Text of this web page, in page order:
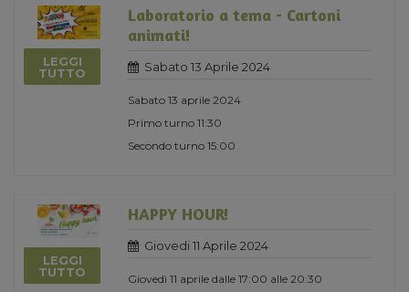
LEGGI
TUTTO
Laboratorio a tema - Cartoni
animati!
Sabato 13 Aprile 2024
Sabato 13 aprile 2024
Primo turno 11:30
Secondo turno 15:00
LEGGI
TUTTO
HAPPY HOUR!
Giovedi 11 Aprile 2024
Giovedì 11 aprile dalle 17:00 alle 20:30